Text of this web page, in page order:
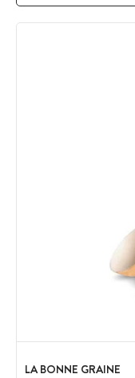
LA BONNE GRAINE